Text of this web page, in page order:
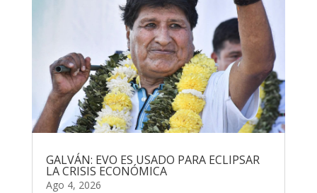
GALVÁN: EVO ES USADO PARA ECLIPSAR
LA CRISIS ECONÓMICA
Ago 4, 2026